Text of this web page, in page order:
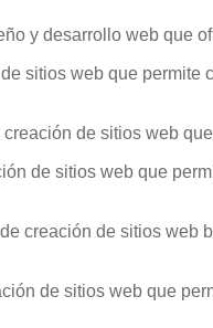
y desarrollo web que
sitios web que
de sitios web
de sitios web que
creación de sitios web
de sitios web que